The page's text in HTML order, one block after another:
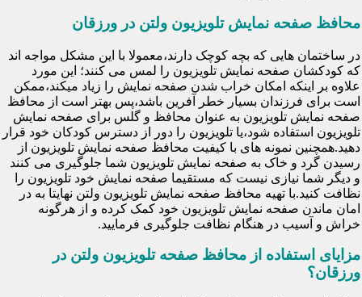
محافظ صفحه نمایش تلویزیون ولتن در ورزقان
در ساختمان هایی که بچه کوچک دارند،معمولا با این مشکل مواجه اند
که کودکشان صفحه نمایش تلویزیون را لمس می کنند؛ این مورد
علاوه بر اینکه امکان خراب شدن صفحه نمایش را زیاد میکند،ممکن
است برای فرزندان بسیار خطر آفرین باشد،پس بهتر است از محافظ
صفحه نمایش تلویزیون به عنوان محافظ و گلس برای صفحه نمایش
تلویزیون استفاده شود،یا تلویزیون را دور از دسترس کودکان خود قرار
دهید.همچنین نمونه های با کیفیت محافظ صفحه نمایش تلویزیون از
رسیدن گرد و خاک به صفحه نمایش تلویزیون شما جلوگیری می کنند
و دیگر شما نیازی نیست که مستقیما صفحه نمایش خود تلویزیون را
نظافت کنید.با تهیه محافظ صفحه نمایش تلویزیون ولتن نهایتا به در
امان ماندن صفحه نمایش تلویزیون خود کمک کرده و از هرگونه
خراش و آسیب در هنگام نظافت جلوگیری فرمایید.
مزایای استفاده از محافظ صفحه تلویزیون ولتن در
ورزقان؟